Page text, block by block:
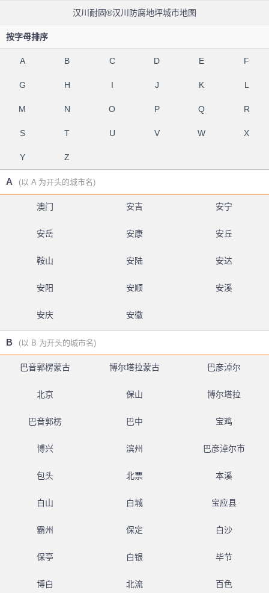
汉川耐固®汉川防腐地坪城市地图
按字母排序
A B C D E F
G H I J K L
M N O P Q R
S T U V W X
Y Z
A (以 A 为开头的城市名)
澳门 安吉 安宁
安岳 安康 安丘
鞍山 安陆 安达
安阳 安顺 安溪
安庆 安徽
B (以 B 为开头的城市名)
巴音郭楞蒙古 博尔塔拉蒙古 巴彦淖尔
北京 保山 博尔塔拉
巴音郭楞 巴中 宝鸡
博兴 滨州 巴彦淖尔市
包头 北票 本溪
白山 白城 宝应县
霸州 保定 白沙
保亭 白银 毕节
博白 北流 百色